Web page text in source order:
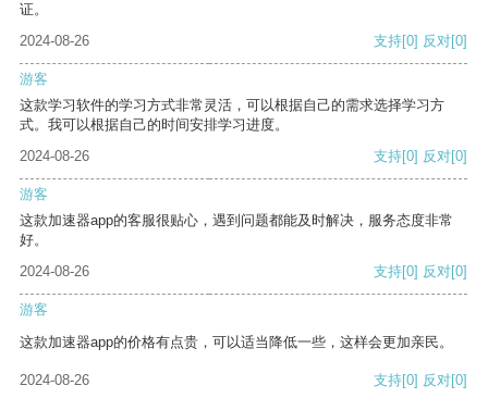
证。
2024-08-26
支持[0] 反对[0]
游客
这款学习软件的学习方式非常灵活，可以根据自己的需求选择学习方
式。我可以根据自己的时间安排学习进度。
2024-08-26
支持[0] 反对[0]
游客
这款加速器app的客服很贴心，遇到问题都能及时解决，服务态度非常
好。
2024-08-26
支持[0] 反对[0]
游客
这款加速器app的价格有点贵，可以适当降低一些，这样会更加亲民。
2024-08-26 支持[0] 反对[0]